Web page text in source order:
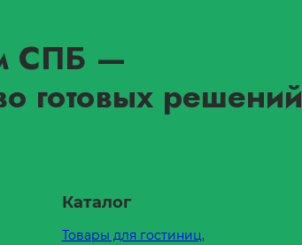
СПБ —
готовых решений
Каталог
Товары для гостиниц,